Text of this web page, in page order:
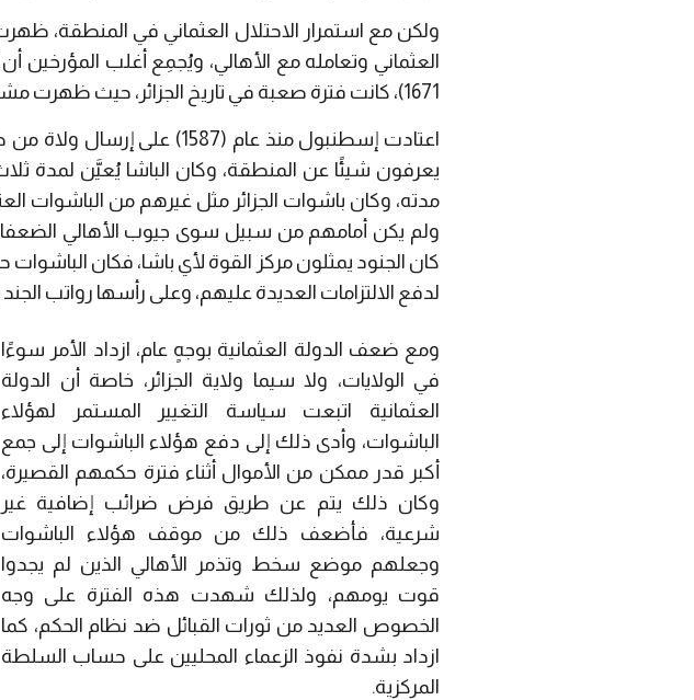
ولكن مع استمرار الاحتلال العثماني في المنطقة،
1671)، كانت فترة صعبة في تاريخ الجزائر، حيث ظهرت مشاكل الاحتلال العثماني، وأثر ذلك على أهالي الجزائر.
اعتادت إسطنبول منذ عام
يعرفون شيئًا عن المنطقة، وكان الباشا يُعيَّن لمدة
مدته، وكان باشوات الجزائر مثل غيرهم من الباشوات
ولم يكن أمامهم من سبيل سوى جيوب الأهالي
كان الجنود يمثلون مركز القوة لأي باشا، فكان
لدفع الالتزامات العديدة عليهم، وعلى رأسها رواتب
ومع ضعف الدولة العثمانية بوجهٍ عام، ازداد الأمر سوءًا
في الولايات، ولا سيما ولاية الجزائر، خاصة أن الدولة
العثمانية اتبعت سياسة التغيير المستمر لهؤلاء
الباشوات، وأدى ذلك إلى دفع هؤلاء الباشوات إلى جمع
أكبر قدر ممكن من الأموال أثناء فترة حكمهم القصيرة،
وكان ذلك يتم عن طريق فرض ضرائب إضافية غير
شرعية، فأضعف ذلك من موقف هؤلاء الباشوات
وجعلهم موضع سخط وتذمر الأهالي الذين لم يجدوا
قوت يومهم، ولذلك شهدت هذه الفترة على وجه
الخصوص العديد من ثورات القبائل ضد نظام الحكم، كما
ازداد بشدة نفوذ الزعماء المحليين على حساب السلطة
المركزية.